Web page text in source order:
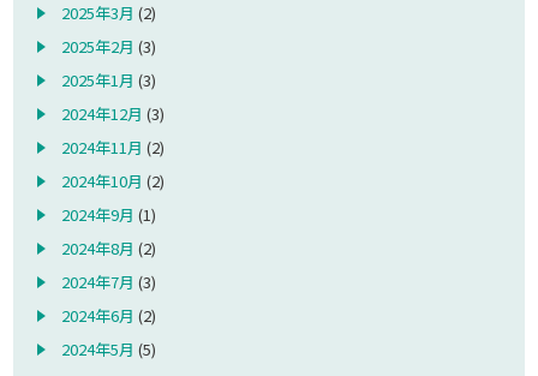
2025年3月 (2)
2025年2月 (3)
2025年1月 (3)
2024年12月 (3)
2024年11月 (2)
2024年10月 (2)
2024年9月 (1)
2024年8月 (2)
2024年7月 (3)
2024年6月 (2)
2024年5月 (5)